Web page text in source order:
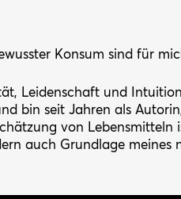
Konsum sind für
Leidenschaft und
bin seit Jahren als
von
auch Grundlage meines